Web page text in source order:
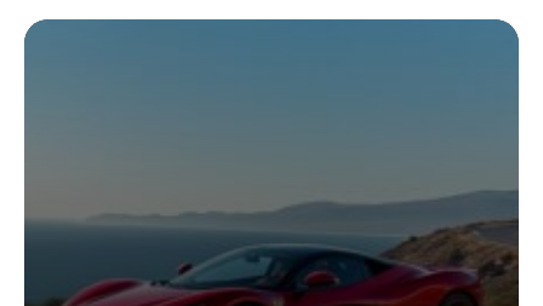
pour ceux qui hésitent à passer à